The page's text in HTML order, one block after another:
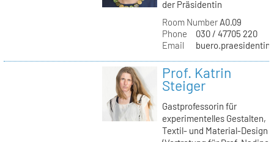
der Präsidentin
Room NumberA0.09
Phone
030 / 47705 220
Email
Prof. Katrin
Steiger
Gastprofessorin für
experimentelles Gestalten,
Textil- und Material-Design